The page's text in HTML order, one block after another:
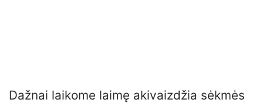
Dažnai laikome laimę akivaizdžia sėkmės